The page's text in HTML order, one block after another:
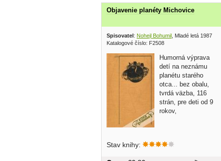
Objavenie planéty Michovice
Spisovatel: Nohejl Bohumil , Mladé letá 1987
Katalogové číslo: F2508
Humorná výprava
detí na neznámu
planétu starého
otca... bez obalu,
tvrdá väzba, 116
strán, pre deti od 9
rokov,
Stav knihy: